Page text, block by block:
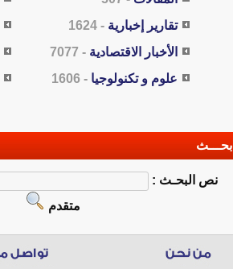
تقارير إخبارية - 1624
الأخبار الاقتصادية - 7077
علوم و تكنولوجيا - 1606
بحـــث
نص البحـث :
متقدم